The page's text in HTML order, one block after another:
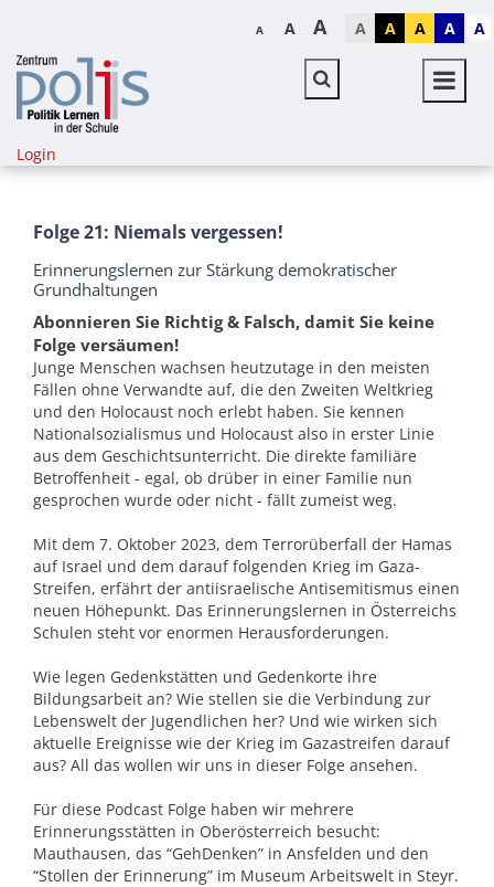
A A A A A A A A
Login
Folge 21: Niemals vergessen!
Erinnerungslernen zur Stärkung demokratischer
Grundhaltungen
Abonnieren Sie Richtig & Falsch, damit Sie keine
Folge versäumen!
Junge Menschen wachsen heutzutage in den meisten
Fällen ohne Verwandte auf, die den Zweiten Weltkrieg
und den Holocaust noch erlebt haben. Sie kennen
Nationalsozialismus und Holocaust also in erster Linie
aus dem Geschichtsunterricht. Die direkte familiäre
Betroffenheit - egal, ob drüber in einer Familie nun
gesprochen wurde oder nicht - fällt zumeist weg.
Mit dem 7. Oktober 2023, dem Terrorüberfall der Hamas
auf Israel und dem darauf folgenden Krieg im Gaza-
Streifen, erfährt der antiisraelische Antisemitismus einen
neuen Höhepunkt. Das Erinnerungslernen in Österreichs
Schulen steht vor enormen Herausforderungen.
Wie legen Gedenkstätten und Gedenkorte ihre
Bildungsarbeit an? Wie stellen sie die Verbindung zur
Lebenswelt der Jugendlichen her? Und wie wirken sich
aktuelle Ereignisse wie der Krieg im Gazastreifen darauf
aus? All das wollen wir uns in dieser Folge ansehen.
Für diese Podcast Folge haben wir mehrere
Erinnerungsstätten in Oberösterreich besucht:
Mauthausen, das “GehDenken” in Ansfelden und den
“Stollen der Erinnerung” im Museum Arbeitswelt in Steyr.